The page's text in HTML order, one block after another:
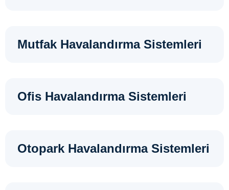
Mutfak Havalandırma Sistemleri
Ofis Havalandırma Sistemleri
Otopark Havalandırma Sistemleri